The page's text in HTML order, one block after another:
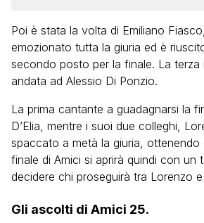
Poi è stata la volta di Emiliano
emozionato tutta la giuria ed è
secondo posto per la finale. La terza
andata ad Alessio Di Ponzio.
La prima cantante a guadagnarsi la
D’Elia, mentre i suoi due colleghi,
spaccato a metà la giuria,
finale di Amici si aprirà quindi con un
decidere chi proseguirà tra Lorenzo e
Gli ascolti di Amici 25.